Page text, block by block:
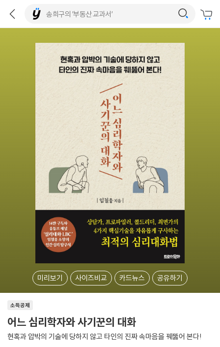
미리보기 사이즈비교 카드뉴스 공유하기
소득공제
어느 심리학자와 사기꾼의 대화
현혹과 압박의 기술에 당하지 않고 타인의 진짜 속마음을 꿰뚫어 본다!